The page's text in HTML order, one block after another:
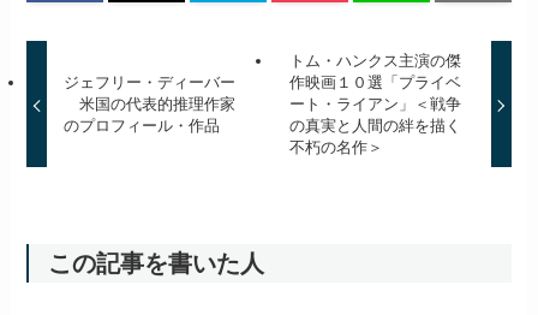
ジェフリー・ディーバー
米国の代表的推理作家
のプロフィール・作品
トム・ハンクス主演の傑
作映画１０選「プライベ
ート・ライアン」＜戦争
の真実と人間の絆を描く
不朽の名作＞
この記事を書いた人